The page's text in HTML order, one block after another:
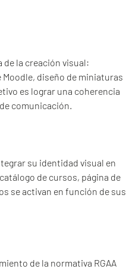
la creación visual:
diseño de miniaturas
es lograr una coherencia
comunicación.
su identidad visual en
de cursos, página de
se activan en función de sus
de la normativa RGAA